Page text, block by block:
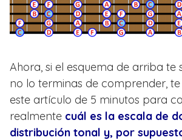
Ahora, si el esquema de arriba te
no lo terminas de comprender,
este artículo de 5 minutos para
realmente cuál es la escala de
distribución tonal y, por